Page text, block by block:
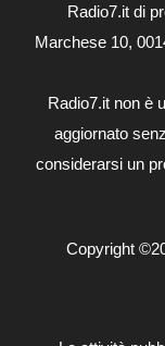
Radio7.it di
Marchese 10,
Radio7.it non è
aggiornato
considerarsi un
Copyright